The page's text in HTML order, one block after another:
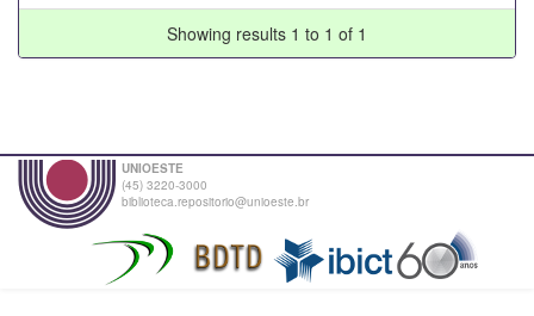
Showing results 1 to 1 of 1
UNIOESTE
(45) 3220-3000
biblioteca.repositorio@unioeste.br